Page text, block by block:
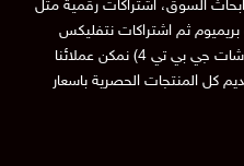
السوق، اشتراكات رقمية مثل
بريميوم ثم اشتراكات نتفليكس
وادوات الذكاء الاصطناعي مثل اشتراك شات جي بي تي 4) نمكن عملائنا
كل المنتجات الحصرية باسعار